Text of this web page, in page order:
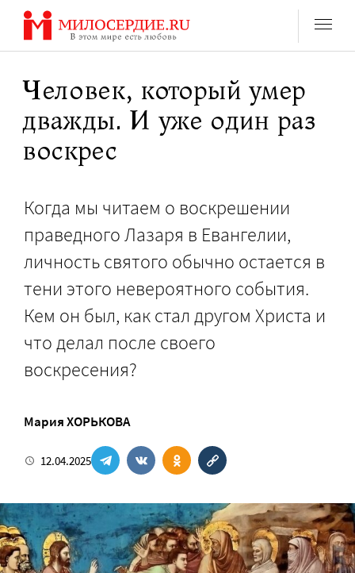
Перейти
содержанию
Человек, который умер
дважды. И уже один раз
воскрес
Когда мы читаем о воскрешении
праведного Лазаря в Евангелии,
личность святого обычно остается в
тени этого невероятного события.
Кем он был, как стал другом Христа и
что делал после своего
воскресения?
Мария ХОРЬКОВА
12.04.2025